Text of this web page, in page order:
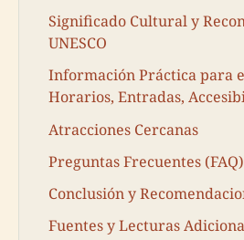
Significado Cultural y
UNESCO
Información Práctica para
Horarios, Entradas,
Atracciones Cercanas
Preguntas Frecuentes (FAQ)
Conclusión y
Fuentes y Lecturas